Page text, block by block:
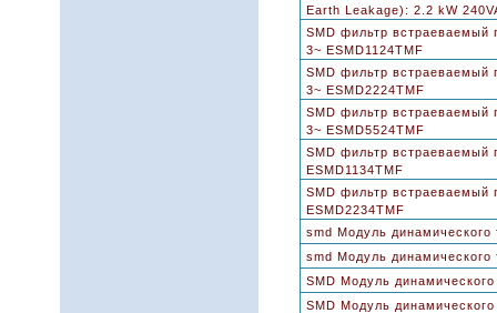
Earth Leakage): 2.2 kW
SMD фильтр встраеваемый
3~ ESMD1124TMF
SMD фильтр встраеваемый
3~ ESMD2224TMF
SMD фильтр встраеваемый
3~ ESMD5524TMF
SMD фильтр встраеваемый
ESMD1134TMF
SMD фильтр встраеваемый
ESMD2234TMF
smd Модуль динамического
smd Модуль динамического
SMD Модуль
SMD Модуль